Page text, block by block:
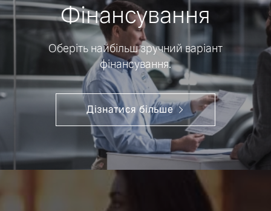
Фінансування
Оберіть найбільш зручний варіант
фінансування.
Дізнатися більше